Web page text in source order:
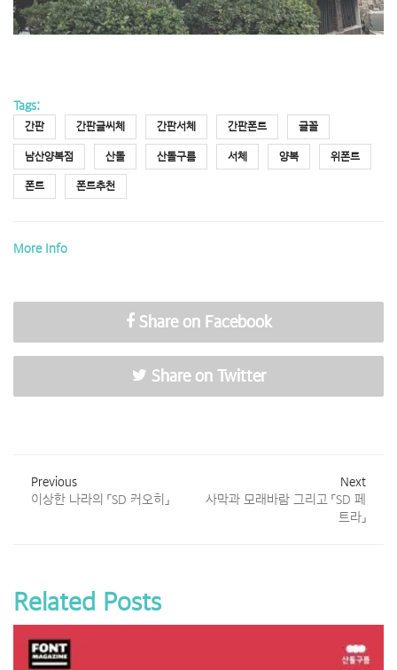
Tags:
간판 간판글씨체 간판서체 간판폰트 글꼴
남산양복점 산돌 산돌구름 서체 양복 위폰트
폰트 폰트추천
More Info
Share on Facebook
Share on Twitter
Previous
이상한 나라의 「SD 커오히」
Next
사막과 모래바람 그리고 「SD 페
트라」
Related Posts